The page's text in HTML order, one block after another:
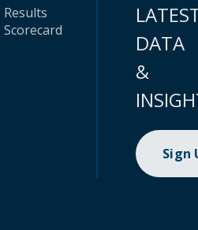
Results
Scorecard
DATA
&
Sign